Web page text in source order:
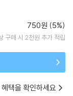
750원 (5%)
구매 시 2천원 추가 적립
택을 확인하세요